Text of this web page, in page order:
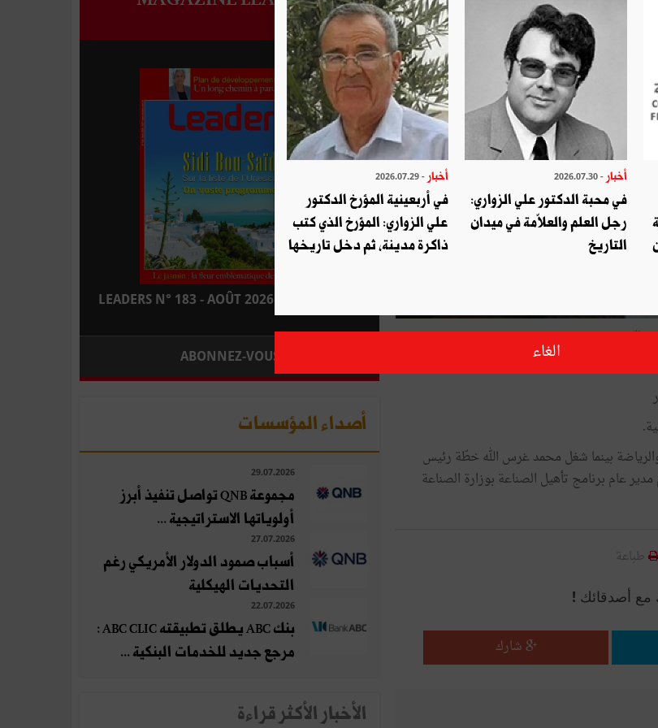
كلّ من:
والرياضة بينما شغل محمد غرس الله خطّة رئيس
عام برنامج تأهيل الصناعة بوزارة الصناعة
طباعة
مع أصدقائك !
شارك
LEADERS N° 183 - AOÛT 2026 : EN KIOSQUE
ABONNEZ-VOUS
أصداء المؤسسات
29.07.2026
مجموعة QNB تواصل تنفيذ أبرز
أولوياتها الاستراتيجية ...
27.07.2026
أسباب صمود الدولار الأمريكي رغم
التحديات الهيكلية
22.07.2026
بنك ABC يطلق تطبيقته ABC CLIC :
مرجع جديد للخدمات البنكية ...
الأخبار الأكثر قراءة
أخبار - 2026.07.30
في محبة الدكتور علي الزواري:
رجل العلم والعلاّمة في ميدان
التاريخ
أخبار - 2026.07.29
في أربعينية المؤرخ الدكتور
علي الزواري: المؤرخ الذي كتب
ذاكرة مدينة، ثم دخل تاريخها
الغاء